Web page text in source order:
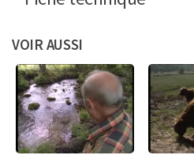
VOIR AUSSI